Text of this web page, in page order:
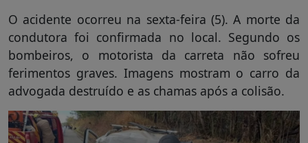
O acidente ocorreu na sexta-feira (5). A morte da
condutora foi confirmada no local. Segundo os
bombeiros, o motorista da carreta não sofreu
ferimentos graves. Imagens mostram o carro da
advogada destruído e as chamas após a colisão.